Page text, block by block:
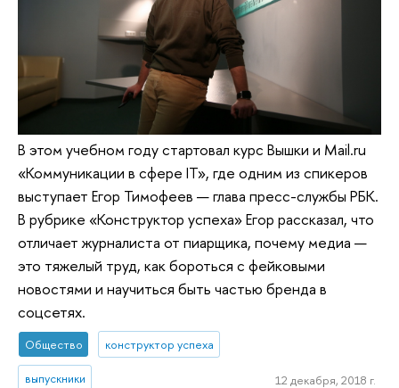
В этом учебном году стартовал курс Вышки и Mail.ru
«Коммуникации в сфере IT», где одним из спикеров
выступает Егор Тимофеев — глава пресс-службы РБК.
В рубрике «Конструктор успеха» Егор рассказал, что
отличает журналиста от пиарщика, почему медиа —
это тяжелый труд, как бороться с фейковыми
новостями и научиться быть частью бренда в
соцсетях.
Общество конструктор успеха
выпускники 12 декабря, 2018 г.